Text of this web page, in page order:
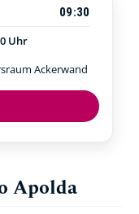
09:30
Uhr
Ackerwand
Apolda